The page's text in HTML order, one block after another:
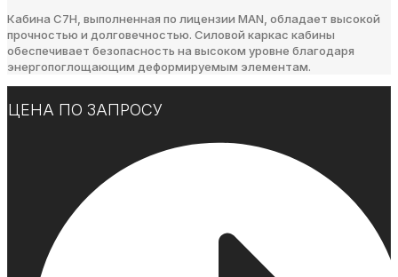
Кабина C7H, выполненная по лицензии MAN, обладает высокой
прочностью и долговечностью. Силовой каркас кабины
обеспечивает безопасность на высоком уровне благодаря
энергопоглощающим деформируемым элементам.
ЦЕНА ПО ЗАПРОСУ